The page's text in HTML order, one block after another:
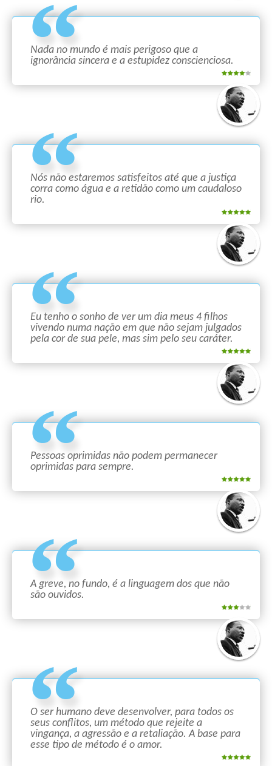
Nada no mundo é mais perigoso que a
ignorância sincera e a estupidez conscienciosa.
Nós não estaremos satisfeitos até que a justiça
corra como água e a retidão como um caudaloso
rio.
Eu tenho o sonho de ver um dia meus 4 filhos
vivendo numa nação em que não sejam julgados
pela cor de sua pele, mas sim pelo seu caráter.
Pessoas oprimidas não podem permanecer
oprimidas para sempre.
A greve, no fundo, é a linguagem dos que não
são ouvidos.
O ser humano deve desenvolver, para todos os
seus conflitos, um método que rejeite a
vingança, a agressão e a retaliação. A base para
esse tipo de método é o amor.